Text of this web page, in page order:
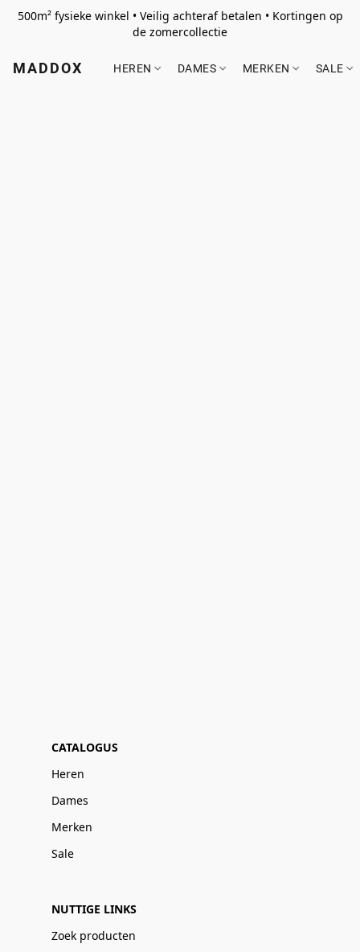
500m² fysieke winkel • Veilig achteraf betalen • Kortingen op
de zomercollectie
MADDOX HEREN DAMES MERKEN SALE
CATALOGUS
Heren
Dames
Merken
Sale
NUTTIGE LINKS
Zoek producten